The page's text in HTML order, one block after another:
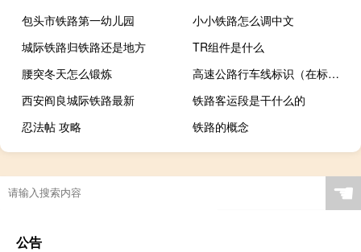
包头市铁路第一幼儿园
小小铁路怎么调中文
城际铁路归铁路还是地方
TR组件是什么
腰突冬天怎么锻炼
高速公路行车线标识（在标志标线齐全的高速公路上行车）
西安阎良城际铁路最新
铁路客运段是干什么的
忍法帖 攻略
铁路的概念
☚
公告